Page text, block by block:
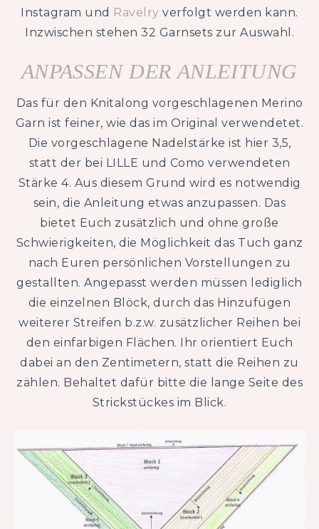
Instagram und Ravelry verfolgt werden kann.
Inzwischen stehen 32 Garnsets zur Auswahl.
ANPASSEN DER ANLEITUNG
Das für den Knitalong vorgeschlagenen Merino
Garn ist feiner, wie das im Original verwendetet.
Die vorgeschlagene Nadelstärke ist hier 3,5,
statt der bei LILLE und Como verwendeten
Stärke 4. Aus diesem Grund wird es notwendig
sein, die Anleitung etwas anzupassen. Das
bietet Euch zusätzlich und ohne große
Schwierigkeiten, die Möglichkeit das Tuch ganz
nach Euren persönlichen Vorstellungen zu
gestallten. Angepasst werden müssen lediglich
die einzelnen Blöck, durch das Hinzufügen
weiterer Streifen b.z.w. zusätzlicher Reihen bei
den einfarbigen Flächen. Ihr orientiert Euch
dabei an den Zentimetern, statt die Reihen zu
zählen. Behaltet dafür bitte die lange Seite des
Strickstückes im Blick.